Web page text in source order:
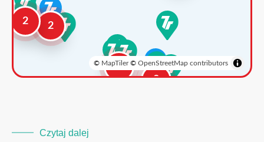
2
2
3
2
© MapTiler© OpenStreetMap contributors
Czytaj dalej